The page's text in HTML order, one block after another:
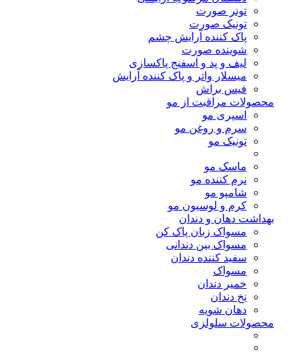
تونر صورت
تونیک صورت
پاک کننده آرایش چشم
شوینده صورت
لیف و پد و اسفنج پاکسازی
میسلار واتر و پاک کننده آرایش
فیس براش
محصولات مراقبت از مو
اسپری مو
سرم و روغن مو
تونیک مو
ماسک مو
نرم کننده مو
شامپو مو
کرم و لوسیون مو
بهداشت دهان و دندان
مسواک زبان پاک کن
مسواک بین دندانی
سفید کننده دندان
مسواک
خمیر دندان
نخ دندان
دهان شویه
محصولات سلولزی